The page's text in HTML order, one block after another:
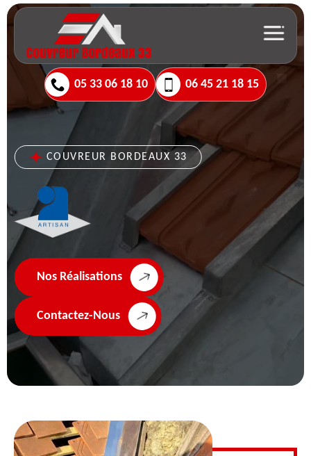
05 33 06 18 10 06 45 21 18 15
COUVREUR BORDEAUX 33
Nos Réalisations
Contactez-Nous